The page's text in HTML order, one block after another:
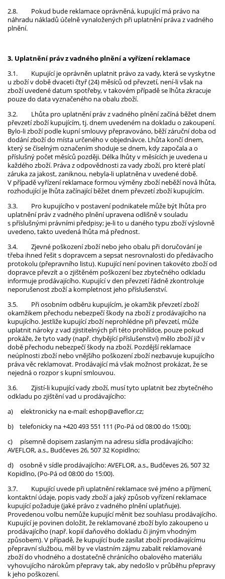
2.8.
Pokud bude reklamace oprávněná, kupující má právo na
náhradu nákladů účelně vynaložených při uplatnění práva z vadného
plnění.
3. Uplatnění práv z vadného plnění a vyřízení reklamace
3.1.
Kupující je oprávněn uplatnit právo za vady, která se vyskytne
u zboží v době dvaceti čtyř (24) měsíců od převzetí, není-li však na
zboží uvedené datum spotřeby, v takovém případě se lhůta zkracuje
pouze do data vyznačeného na obalu zboží.
3.2.
Lhůta pro uplatnění práv z vadného plnění začíná běžet dnem
převzetí zboží kupujícím, tj. dnem uvedeném na dokladu o zakoupení.
Bylo-li zboží podle kupní smlouvy přepravováno, běží záruční doba od
dodání zboží do místa určeného v objednávce. Lhůta končí dnem,
který se číselným označením shoduje se dnem, kdy započala a o
příslušný počet měsíců později. Délka lhůty v měsících je uvedena u
každého zboží. Práva z odpovědnosti za vady zboží, pro které platí
záruka za jakost, zaniknou, nebyla-li uplatněna v uvedené době.
V případě vyřízení reklamace formou výměny zboží neběží nová lhůta,
rozhodující je lhůta začínající běžet dnem převzetí zboží kupujícím.
3.3.
Pro kupujícího v postavení podnikatele může být lhůta pro
uplatnění práv z vadného plnění upravena odlišně v souladu
s příslušnými právními předpisy; je-li to u daného typu zboží výslovně
uvedeno, takto uvedená lhůta má přednost.
3.4.
Zjevné poškození zboží nebo jeho obalu při doručování je
třeba ihned řešit s dopravcem a sepsat nesrovnalosti do předávacího
protokolu (přepravního listu). Kupující není povinen takovéto zboží od
dopravce převzít a o zjištěném poškození bez zbytečného odkladu
informuje prodávajícího. Kupující v den převzetí řádně zkontroluje
neporušenost zboží a kompletnost jeho příslušenství.
3.5.
Při osobním odběru kupujícím, je okamžik převzetí zboží
okamžikem přechodu nebezpečí škody na zboží z prodávajícího na
kupujícího. Jestliže kupující zboží neprohlédne při převzetí, může
uplatnit nároky z vad zjistitelných při této prohlídce, pouze pokud
prokáže, že tyto vady (např. chybějící příslušenství) mělo zboží již v
době přechodu nebezpečí škody na zboží. Pozdější reklamace
neúplnosti zboží nebo vnějšího poškození zboží nezbavuje kupujícího
práva věc reklamovat. Prodávající má však možnost prokázat, že se
nejedná o rozpor s kupní smlouvou.
3.6.
Zjistí-li kupující vady zboží, musí tyto uplatnit bez zbytečného
odkladu po zjištění vad u prodávajícího:
a)
elektronicky na e-mail: eshop@aveflor.cz;
b)
telefonicky na +420 493 551 111 (Po-Pá od 08:00 do 15:00);
c)
písemně dopisem zaslaným na adresu sídla prodávajícího:
AVEFLOR, a.s., Budčeves 26, 507 32 Kopidlno;
d)
osobně v sídle prodávajícího: AVEFLOR, a.s., Budčeves 26, 507 32
Kopidlno, (Po-Pá od 08:00 do 15:00).
3.7.
Kupující uvede při uplatnění reklamace své jméno a příjmení,
kontaktní údaje, popis vady zboží a jaký způsob vyřízení reklamace
kupující požaduje (jaké právo z vadného plnění uplatňuje).
Provedenou volbu nemůže kupující měnit bez souhlasu prodávajícího.
Kupující je povinen doložit, že reklamované zboží bylo zakoupeno u
prodávajícího (např. kopií daňového dokladu či jiným vhodným
způsobem). V případě, že kupující bude zasílat zboží prodávajícímu
přepravní službou, měl by ve vlastním zájmu zabalit reklamované
zboží do vhodného a dostatečně chránícího obalového materiálu
vyhovujícího nárokům přepravy tak, aby nedošlo v průběhu přepravy
k jeho poškození.